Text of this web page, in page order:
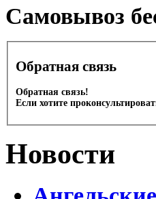
Cамовывоз
Обратная связь
Обратная связь!
Если хотите
Новости